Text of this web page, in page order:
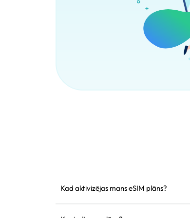
Kad aktivizējas mans eSIM plāns?